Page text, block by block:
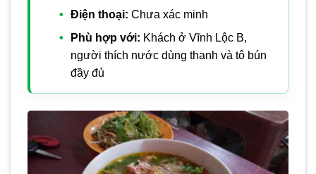
Điện thoại: Chưa xác minh
Phù hợp với: Khách ở Vĩnh Lộc B,
người thích nước dùng thanh và tô bún
đầy đủ